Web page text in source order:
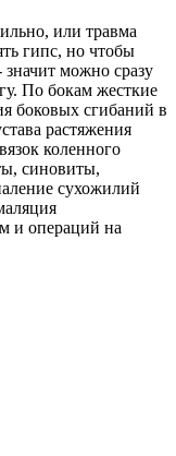
или травма
гипс, но чтобы
можно сразу
По бокам жесткие
боковых сгибаний в
растяжения
коленного
синовиты,
сухожилий
и операций на